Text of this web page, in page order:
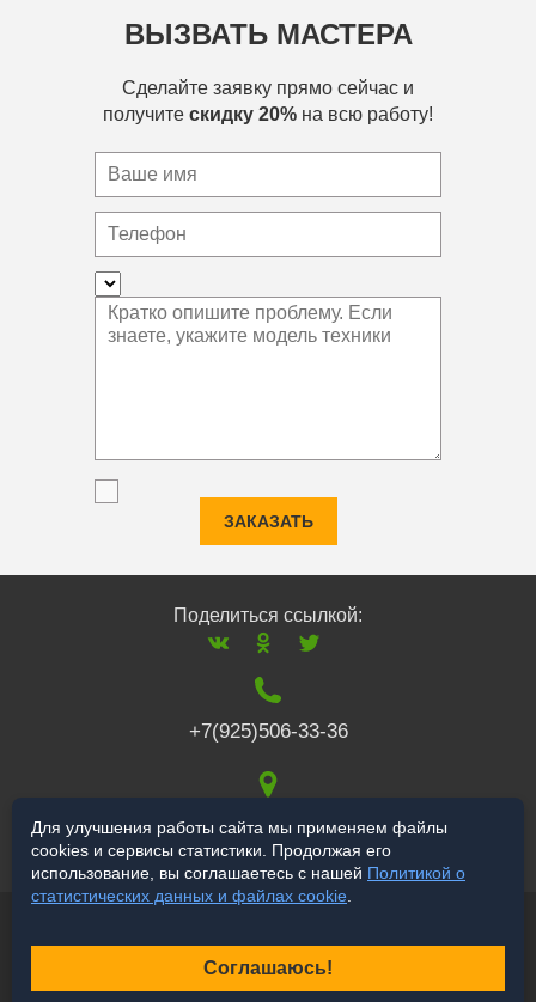
ВЫЗВАТЬ МАСТЕРА
Сделайте заявку прямо сейчас и
получите скидку 20% на всю работу!
ЗАКАЗАТЬ
Поделиться ссылкой:
+7(925)506-33-36
117519,г. Москва,
Варшавское ш., 132
Продвижение сайта
Для улучшения работы сайта мы применяем файлы
cookies и сервисы статистики. Продолжая его
использование, вы соглашаетесь с нашей Политикой о
статистических данных и файлах cookie
Соглашаюсь!